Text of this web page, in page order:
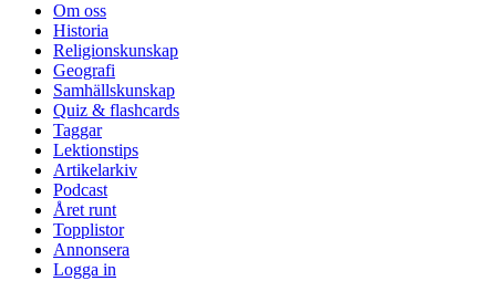
Om oss
Historia
Religionskunskap
Geografi
Samhällskunskap
Quiz & flashcards
Taggar
Lektionstips
Artikelarkiv
Podcast
Året runt
Topplistor
Annonsera
Logga in